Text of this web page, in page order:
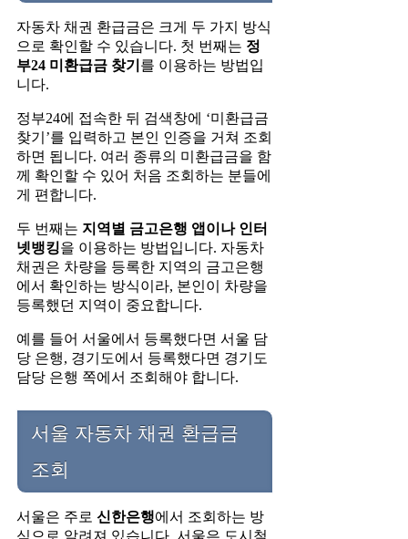
자동차 채권 환급금은 크게 두 가지 방식
으로 확인할 수 있습니다. 첫 번째는 정
부24 미환급금 찾기 를 이용하는 방법입
니다.
정부24에 접속한 뒤 검색창에 ‘미환급금
찾기’를 입력하고 본인 인증을 거쳐 조회
하면 됩니다. 여러 종류의 미환급금을 함
께 확인할 수 있어 처음 조회하는 분들에
게 편합니다.
두 번째는 지역별 금고은행 앱이나 인터
넷뱅킹을 이용하는 방법입니다. 자동차
채권은 차량을 등록한 지역의 금고은행
에서 확인하는 방식이라, 본인이 차량을
등록했던 지역이 중요합니다.
예를 들어 서울에서 등록했다면 서울 담
당 은행, 경기도에서 등록했다면 경기도
담당 은행 쪽에서 조회해야 합니다.
서울 자동차 채권 환급금
조회
서울은 주로 신한은행에서 조회하는 방